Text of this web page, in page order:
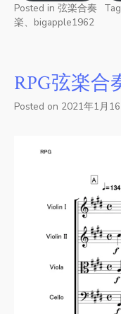
Posted in 弦楽合奏
楽、bigapple1962
RPG弦楽合
Posted on 2021年1月